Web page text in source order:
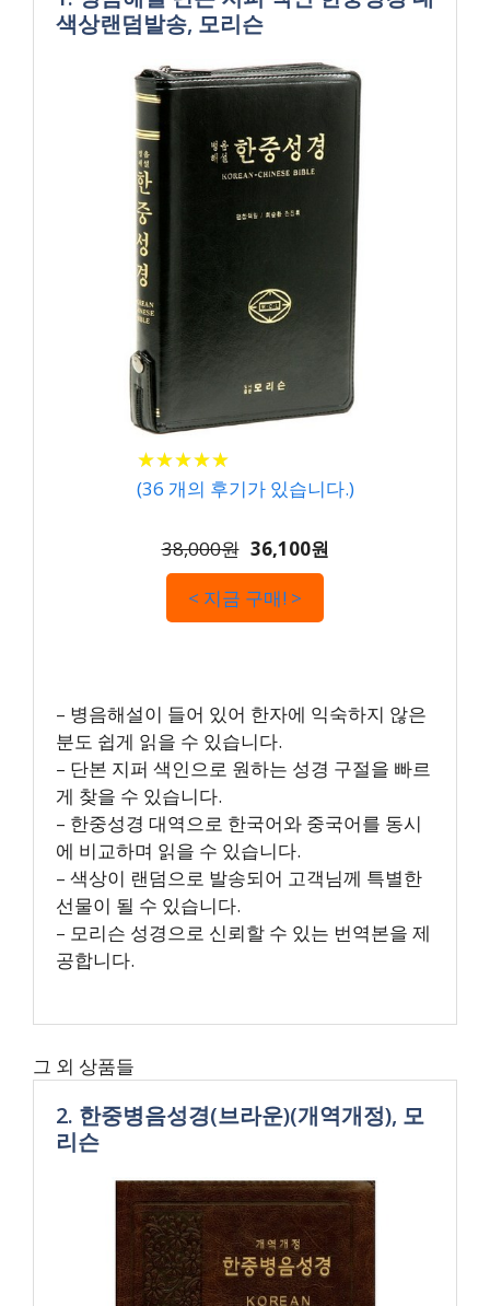
색상랜덤발송, 모리슨
★★★★★
★★★★★
(36 개의 후기가 있습니다.)
38,000원 36,100원
< 지금 구매! >
– 병음해설이 들어 있어 한자에 익숙하지 않은
분도 쉽게 읽을 수 있습니다.
– 단본 지퍼 색인으로 원하는 성경 구절을 빠르
게 찾을 수 있습니다.
– 한중성경 대역으로 한국어와 중국어를 동시
에 비교하며 읽을 수 있습니다.
– 색상이 랜덤으로 발송되어 고객님께 특별한
선물이 될 수 있습니다.
– 모리슨 성경으로 신뢰할 수 있는 번역본을 제
공합니다.
그 외 상품들
2. 한중병음성경(브라운)(개역개정), 모
리슨